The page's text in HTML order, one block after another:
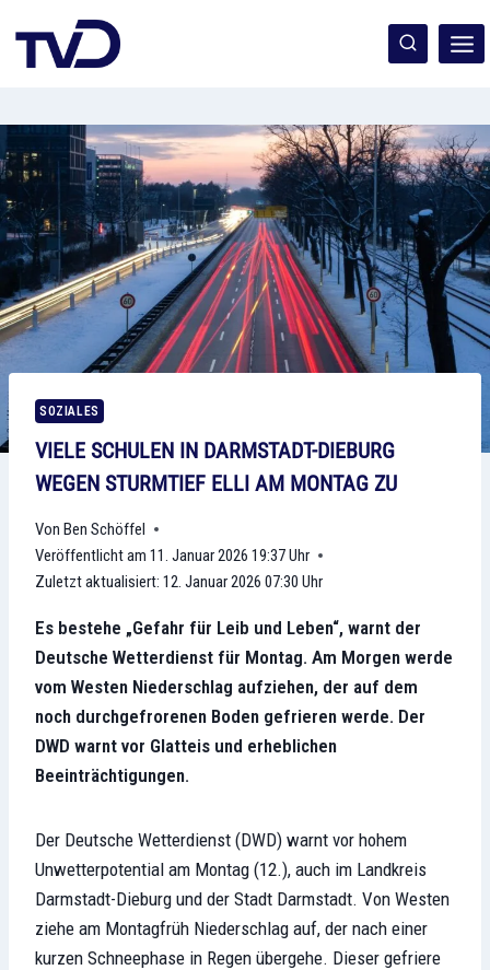
Inhalt
springen
SOZIALES
VIELE SCHULEN IN DARMSTADT-DIEBURG
WEGEN STURMTIEF ELLI AM MONTAG ZU
Ben Schöffel
Veröffentlicht am 11. Januar 2026 19:37 Uhr
Zuletzt aktualisiert: 12. Januar 2026 07:30 Uhr
Es bestehe „Gefahr für Leib und Leben“, warnt der
Deutsche Wetterdienst für Montag. Am Morgen werde
vom Westen Niederschlag aufziehen, der auf dem
noch durchgefrorenen Boden gefrieren werde. Der
DWD warnt vor Glatteis und erheblichen
Beeinträchtigungen.
Der Deutsche Wetterdienst (DWD) warnt vor hohem
Unwetterpotential am Montag (12.), auch im Landkreis
Darmstadt-Dieburg und der Stadt Darmstadt. Von Westen
ziehe am Montagfrüh Niederschlag auf, der nach einer
kurzen Schneephase in Regen übergehe. Dieser gefriere